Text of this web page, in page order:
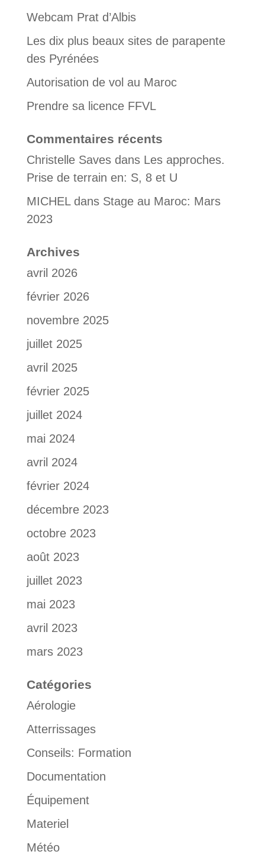
Webcam Prat d’Albis
Les dix plus beaux sites de parapente
des Pyrénées
Autorisation de vol au Maroc
Prendre sa licence FFVL
Commentaires récents
Christelle Savesdans Les approches.
Prise de terrain en: S, 8 et U
MICHELdans Stage au Maroc: Mars
2023
Archives
avril 2026
février 2026
novembre 2025
juillet 2025
avril 2025
février 2025
juillet 2024
mai 2024
avril 2024
février 2024
décembre 2023
octobre 2023
août 2023
juillet 2023
mai 2023
avril 2023
mars 2023
Catégories
Aérologie
Atterrissages
Conseils: Formation
Documentation
Équipement
Materiel
Météo